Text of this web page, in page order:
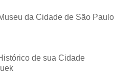
da Cidade de São Paulo
de sua Cidade